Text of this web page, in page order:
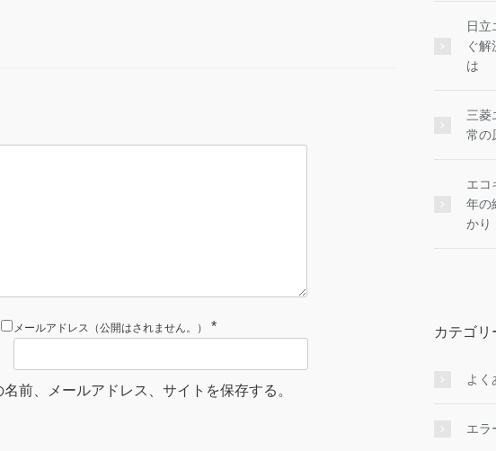
メールアドレス（公開はされません。） *
前、メールアドレス、サイトを保存する。
日立
ぐ
は
三
常の
エコ
年の
かり
カテゴリ
よく
エラ